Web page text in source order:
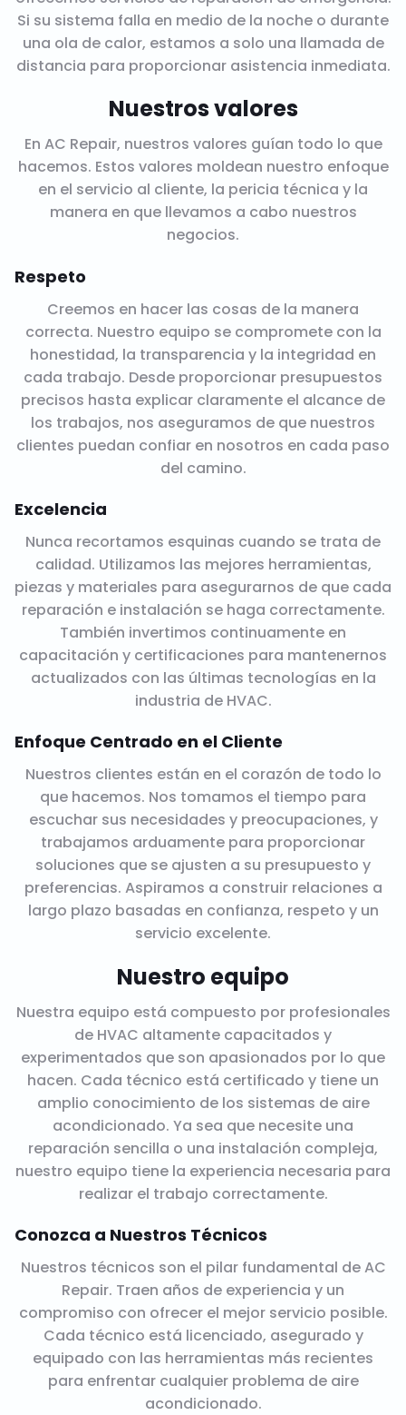
Si su sistema falla en medio de la noche o durante
una ola de calor, estamos a solo una llamada de
distancia para proporcionar asistencia inmediata.
Nuestros valores
En AC Repair, nuestros valores guían todo lo que
hacemos. Estos valores moldean nuestro enfoque
en el servicio al cliente, la pericia técnica y la
manera en que llevamos a cabo nuestros
negocios.
Respeto
Creemos en hacer las cosas de la manera
correcta. Nuestro equipo se compromete con la
honestidad, la transparencia y la integridad en
cada trabajo. Desde proporcionar presupuestos
precisos hasta explicar claramente el alcance de
los trabajos, nos aseguramos de que nuestros
clientes puedan confiar en nosotros en cada paso
del camino.
Excelencia
Nunca recortamos esquinas cuando se trata de
calidad. Utilizamos las mejores herramientas,
piezas y materiales para asegurarnos de que cada
reparación e instalación se haga correctamente.
También invertimos continuamente en
capacitación y certificaciones para mantenernos
actualizados con las últimas tecnologías en la
industria de HVAC.
Enfoque Centrado en el Cliente
Nuestros clientes están en el corazón de todo lo
que hacemos. Nos tomamos el tiempo para
escuchar sus necesidades y preocupaciones, y
trabajamos arduamente para proporcionar
soluciones que se ajusten a su presupuesto y
preferencias. Aspiramos a construir relaciones a
largo plazo basadas en confianza, respeto y un
servicio excelente.
Nuestro equipo
Nuestra equipo está compuesto por profesionales
de HVAC altamente capacitados y
experimentados que son apasionados por lo que
hacen. Cada técnico está certificado y tiene un
amplio conocimiento de los sistemas de aire
acondicionado. Ya sea que necesite una
reparación sencilla o una instalación compleja,
nuestro equipo tiene la experiencia necesaria para
realizar el trabajo correctamente.
Conozca a Nuestros Técnicos
Nuestros técnicos son el pilar fundamental de AC
Repair. Traen años de experiencia y un
compromiso con ofrecer el mejor servicio posible.
Cada técnico está licenciado, asegurado y
equipado con las herramientas más recientes
para enfrentar cualquier problema de aire
acondicionado.